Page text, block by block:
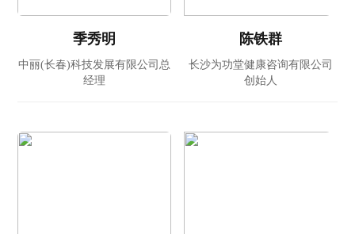
季秀明
中丽(长春)科技发展有限公司总
经理
陈铁群
长沙为功堂健康咨询有限公司
创始人